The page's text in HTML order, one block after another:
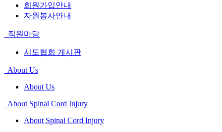
회원가입안내
자원봉사안내
직원마당
시도협회 게시판
About Us
About Us
About Spinal Cord Injury
About Spinal Cord Injury